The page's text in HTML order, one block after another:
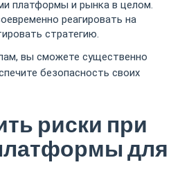
платформы и рынка в целом.
реагировать на
стратегию.
вы сможете существенно
безопасность своих
риски при
для